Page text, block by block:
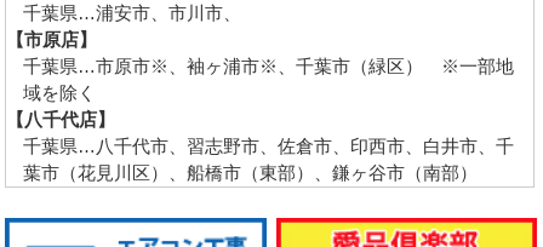
千葉県…浦安市、市川市、
【市原店】
千葉県…市原市※、袖ヶ浦市※、千葉市（緑区） ※一部地
域を除く
【八千代店】
千葉県…八千代市、習志野市、佐倉市、印西市、白井市、千
葉市（花見川区）、船橋市（東部）、鎌ヶ谷市（南部）